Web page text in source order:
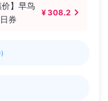
】早鸟
券
¥ 308.2